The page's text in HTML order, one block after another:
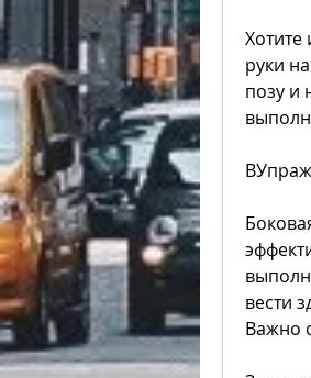
Хотите
руки
позу и
вести
Важно